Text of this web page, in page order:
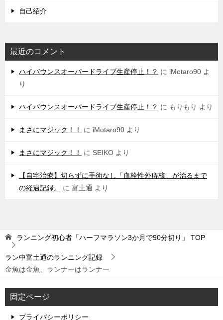
自己紹介
最近のコメント
ハイバウンスオーバードライブ生産停止！？ に iMotaro90 よ
り
ハイバウンスオーバードライブ生産停止！？ に もりもり より
まさにマジック！！ に iMotaro90 より
まさにマジック！！ に SEIKO より
【自宅治療】切らずに手術なし「血栓性外痔核」が治るまで
の経過記録。
に 富土通 より
ランニング初心者「ハーフマラソン3か月で90分切り」 TOP
ラン中富土通のランニング記録
金魚は金魚、ランナーはランナー
固定ページ
プライバシーポリシー